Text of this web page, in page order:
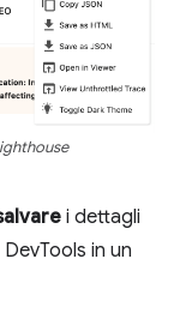
i dettagli
in un